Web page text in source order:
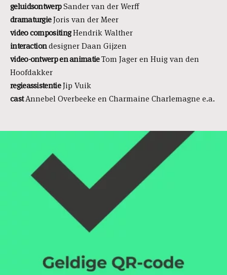
geluidsontwerpSander van der Werff
dramaturgieJoris van der Meer
video compositingHendrik Walther
interactiondesigner Daan Gijzen
video-ontwerp en animatieTom Jager en Huig van den
Hoofdakker
regieassistentieJip Vuik
castAnnebel Overbeeke en Charmaine Charlemagne e.a.